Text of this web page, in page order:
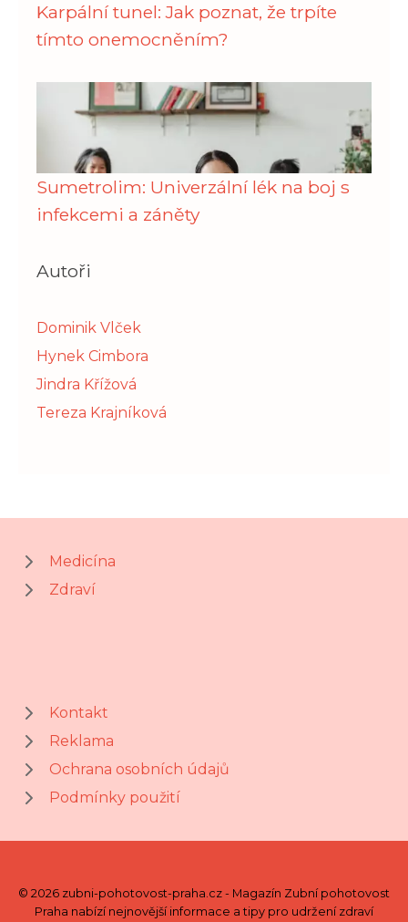
Karpální tunel: Jak poznat, že trpíte
tímto onemocněním?
Sumetrolim: Univerzální lék na boj s
infekcemi a záněty
Autoři
Dominik Vlček
Hynek Cimbora
Jindra Křížová
Tereza Krajníková
Medicína
Zdraví
Kontakt
Reklama
Ochrana osobních údajů
Podmínky použití
© 2026 zubni-pohotovost-praha.cz - Magazín Zubní pohotovost
Praha nabízí nejnovější informace a tipy pro udržení zdraví